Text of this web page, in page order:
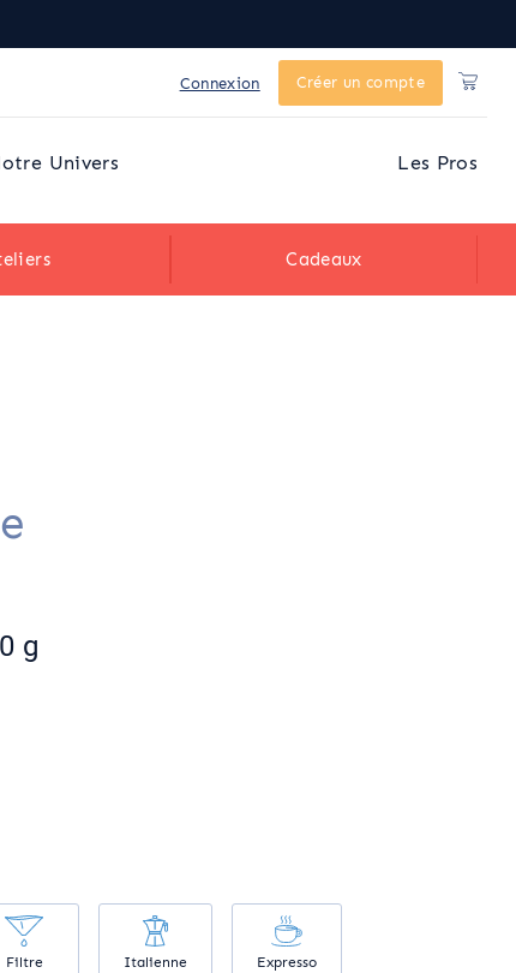
Connexion Créer un compte
Cadeaux
Univers Les Pros
g
Filtre Italienne Expresso